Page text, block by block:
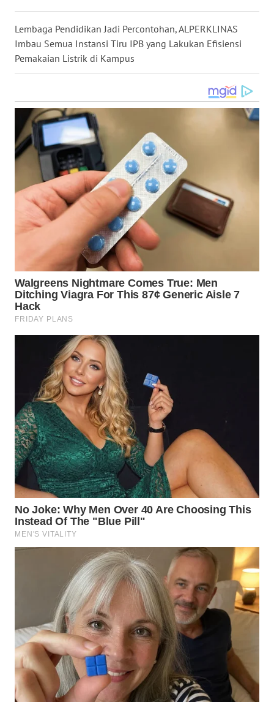
Lembaga Pendidikan Jadi Percontohan, ALPERKLINAS
Imbau Semua Instansi Tiru IPB yang Lakukan Efisiensi
Pemakaian Listrik di Kampus
WN
NUSANTARA
WN
JOGJA
WN
JATIM
WN
BALI
WN
KALBAR
KALTENG
WN
KALTARA
WN
WN
KALTIM
WN
SULSEL
WN
GORONTALO
WN
SULUT
WN
DAIRI
WN